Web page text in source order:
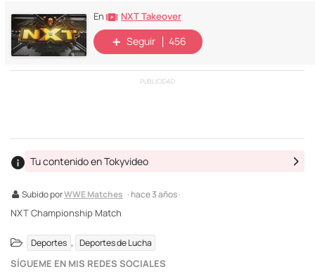
En NXT Takeover
Seguir 456
PUBLICIDAD
Subido porWWE Matches · hace 3 años ·
Tu contenido en Tokyvideo
NXT Championship Match
Deportes , Deportes de Lucha
SÍGUEME EN MIS REDES SOCIALES